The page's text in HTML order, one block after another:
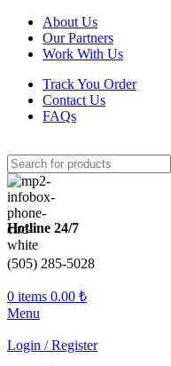
About Us
Our Partners
Work With Us
Track You Order
Contact Us
FAQs
Hotline 24/7
(505) 285-5028
0 items 0.00 ₺
Menu
Login / Register